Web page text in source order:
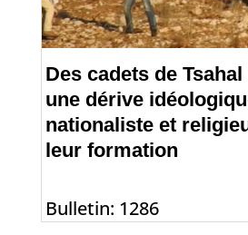
Des cadets de
une dérive
nationaliste et
leur formation
Bulletin: 1286